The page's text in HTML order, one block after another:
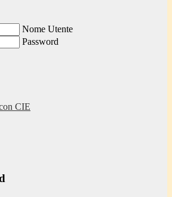
Nome Utente
Password
CIE